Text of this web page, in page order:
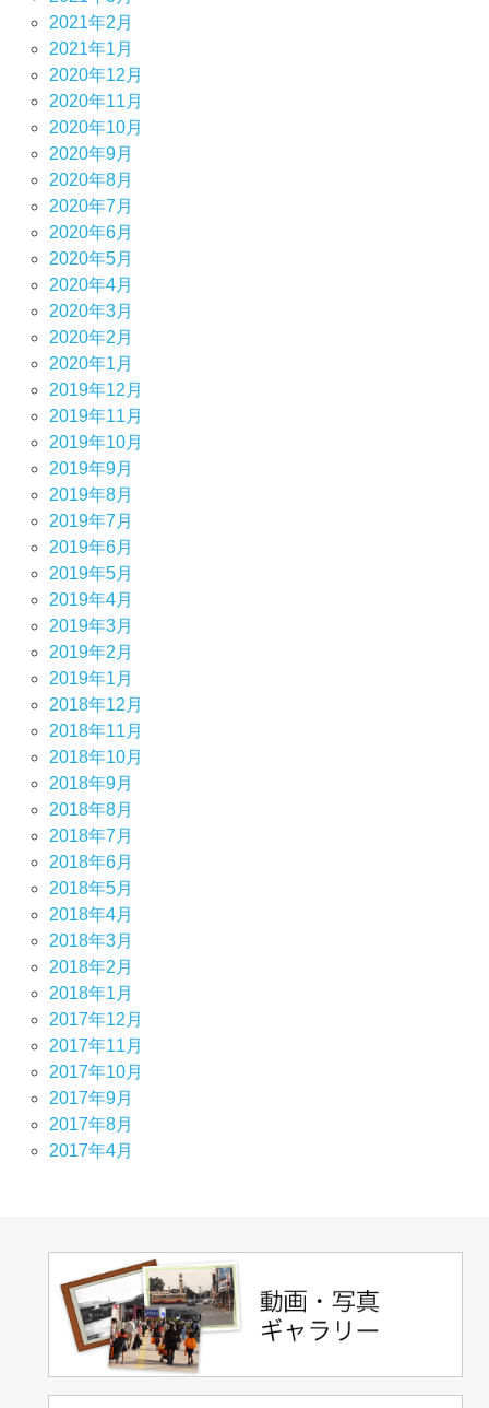
2021年2月
2021年1月
2020年12月
2020年11月
2020年10月
2020年9月
2020年8月
2020年7月
2020年6月
2020年5月
2020年4月
2020年3月
2020年2月
2020年1月
2019年12月
2019年11月
2019年10月
2019年9月
2019年8月
2019年7月
2019年6月
2019年5月
2019年4月
2019年3月
2019年2月
2019年1月
2018年12月
2018年11月
2018年10月
2018年9月
2018年8月
2018年7月
2018年6月
2018年5月
2018年4月
2018年3月
2018年2月
2018年1月
2017年12月
2017年11月
2017年10月
2017年9月
2017年8月
2017年4月